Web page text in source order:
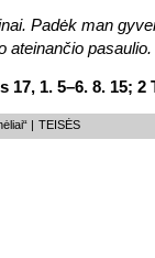
Padėk man
ateinančio pasaulio.
17, 1. 5–6. 8. 15; 2
| TEISĖS